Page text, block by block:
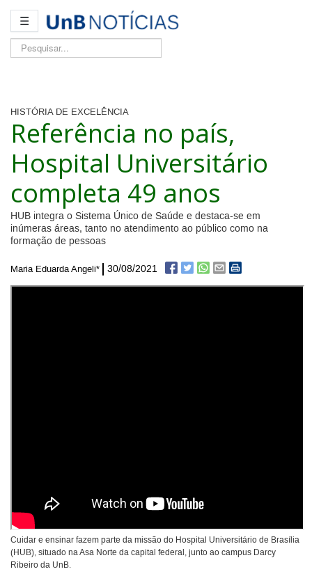
☰
Pesquisar...
HISTÓRIA DE EXCELÊNCIA
Referência no país,
Hospital Universitário
completa 49 anos
HUB integra o Sistema Único de Saúde e destaca-se em
inúmeras áreas, tanto no atendimento ao público como na
formação de pessoas
Maria Eduarda Angeli* 30/08/2021
Cuidar e ensinar fazem parte da missão do Hospital Universitário de Brasília
(HUB), situado na Asa Norte da capital federal, junto ao campus Darcy
Ribeiro da UnB.